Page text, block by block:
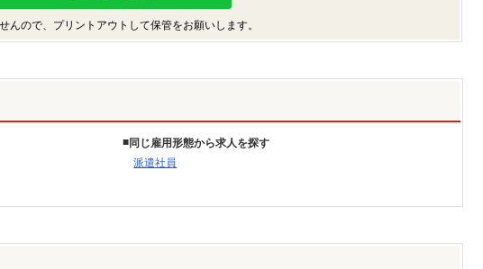
ので、プリントアウトして保管をお願いします。
同じ雇用形態から求人を探す
派遣社員